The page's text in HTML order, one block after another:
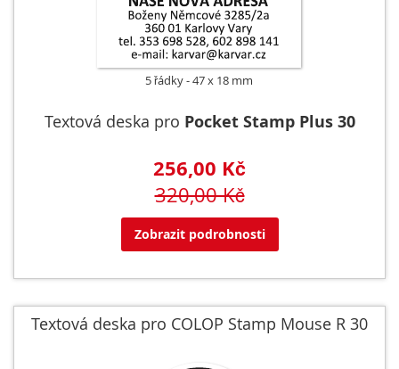
5 řádky 47 x 18 mm
Textová deska pro Pocket Stamp Plus 30
256,00 Kč
320,00 Kč
Zobrazit podrobnosti
Textová deska pro COLOP Stamp Mouse R 30